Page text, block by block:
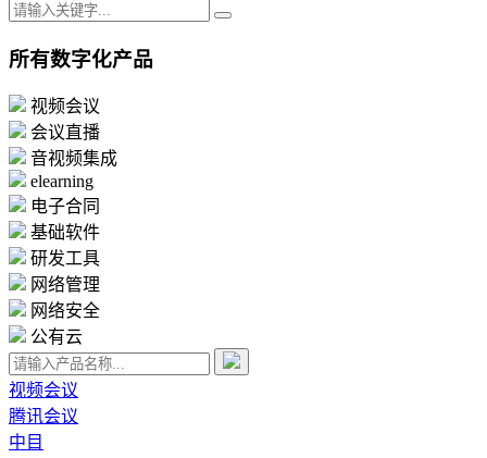
所有数字化产品
视频会议
会议直播
音视频集成
elearning
电子合同
基础软件
研发工具
网络管理
网络安全
公有云
视频会议
腾讯会议
中目